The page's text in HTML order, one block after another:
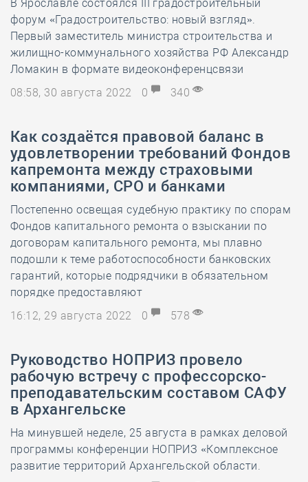
В Ярославле состоялся III градостроительный
форум «Градостроительство: новый взгляд».
Первый заместитель министра строительства и
жилищно-коммунального хозяйства РФ Александр
Ломакин в формате видеоконференцсвязи
08:58, 30 августа 2022
0 340
Как создаётся правовой баланс в
удовлетворении требований Фондов
капремонта между страховыми
компаниями, СРО и банками
Постепенно освещая судебную практику по спорам
Фондов капитального ремонта о взыскании по
договорам капитального ремонта, мы плавно
подошли к теме работоспособности банковских
гарантий, которые подрядчики в обязательном
порядке предоставляют
16:12, 29 августа 2022
0 578
Руководство НОПРИЗ провело
рабочую встречу с профессорско-
преподавательским составом САФУ
в Архангельске
На минувшей неделе, 25 августа в рамках деловой
программы конференции НОПРИЗ «Комплексное
развитие территорий Архангельской области.